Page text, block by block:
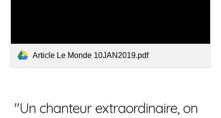
Article Le Monde 10JAN2019.pdf
"Un chanteur extraordinaire, on